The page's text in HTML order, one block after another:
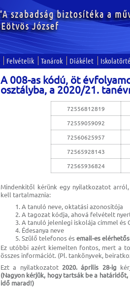
Felvételik Tanárok Diákélet
A 008-as kódú, öt
osztályba, a 2020/21.
72556812819
72559059092
72560625957
72565928143
72565936824
Mindenkitől kérünk egy nyilatkozatot
kell tartalmaznia:
A tanuló neve, oktatási azonosítója
A tagozat kódja, ahová felvételt
A tanuló jelenlegi iskolája címmel és
Édesanya neve
Szülő telefonos ésemail-es
Ez utóbbi azért kiemelten fontos, mert a
összes információt. (Pl. tankönyvek,
Ezt a nyilatkozatot 2020. április 28-ig
(Nagyon kérjük, hogy tartsák be a
idő marad!)